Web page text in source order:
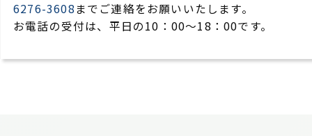
6276-3608 までご連絡をお願いいたします。
お電話の受付は、平日の10：00～18：00です。